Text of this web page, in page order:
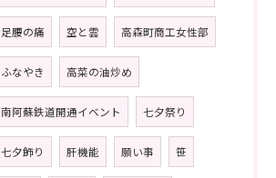
足腰の痛 空と雲 高森町商工女性部
ふなやき 高菜の油炒め
南阿蘇鉄道開通イベント 七夕祭り
七夕飾り 肝機能 願い事 笹